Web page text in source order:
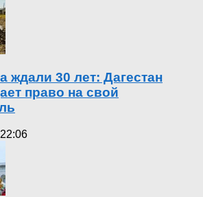
ждали 30 лет: Дагестан
право на свой